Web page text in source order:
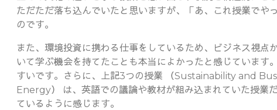
ただただ落ち込んでいたと思いますが、「あ、これ授業で
のです。
また、環境投資に携わる仕事をしているため、ビジネス視
いて学ぶ機会を持てたことも本当によかったと感じていま
すいです。さらに、上記3つの授業 （Sustainability and
Energy） は、英語での議論や教材が組み込まれていた授業
ているように感じます。